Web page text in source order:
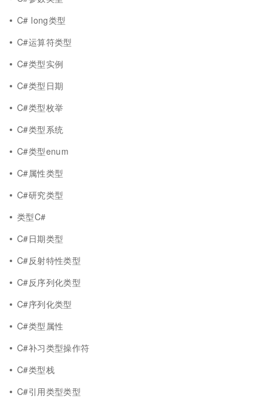
C# long类型
C#运算符类型
C#类型实例
C#类型日期
C#类型枚举
C#类型系统
C#类型enum
C#属性类型
C#研究类型
类型C#
C#日期类型
C#反射特性类型
C#反序列化类型
C#序列化类型
C#类型属性
C#补习类型操作符
C#类型栈
C#引用类型类型